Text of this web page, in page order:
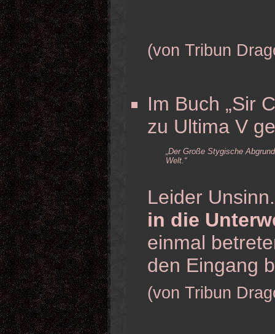
(von Tribun
Im Buch „Sir
zu Ultima V
„Der Große Stygische
Welt.“
Leider
in die
einmal
den Eingang
(von Tribun